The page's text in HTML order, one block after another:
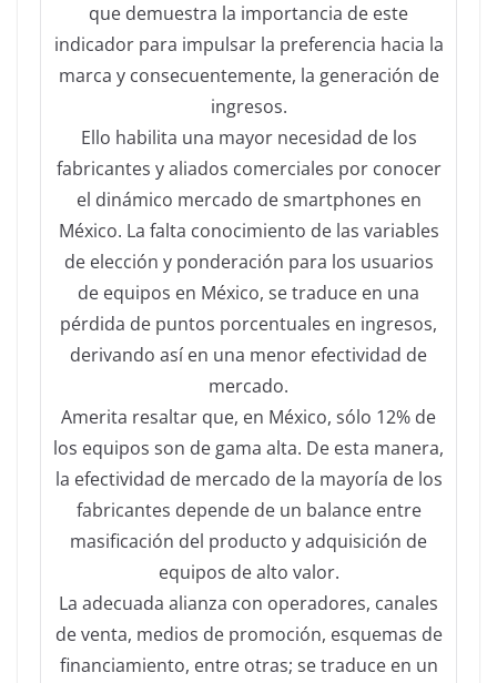
que demuestra la importancia de este
indicador para impulsar la preferencia hacia la
marca y consecuentemente, la generación de
ingresos.
Ello habilita una mayor necesidad de los
fabricantes y aliados comerciales por conocer
el dinámico mercado de smartphones en
México. La falta conocimiento de las variables
de elección y ponderación para los usuarios
de equipos en México, se traduce en una
pérdida de puntos porcentuales en ingresos,
derivando así en una menor efectividad de
mercado.
Amerita resaltar que, en México, sólo 12% de
los equipos son de gama alta. De esta manera,
la efectividad de mercado de la mayoría de los
fabricantes depende de un balance entre
masificación del producto y adquisición de
equipos de alto valor.
La adecuada alianza con operadores, canales
de venta, medios de promoción, esquemas de
financiamiento, entre otras; se traduce en un